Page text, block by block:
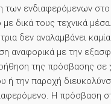
των ενδιαφερόμενων στο
με δικά τους τεχνικά
δεν αναλαμβάνει καμία
αναφορικά με την
της πρόσβασης σε
ή την παροχή
Η πρόσβαση